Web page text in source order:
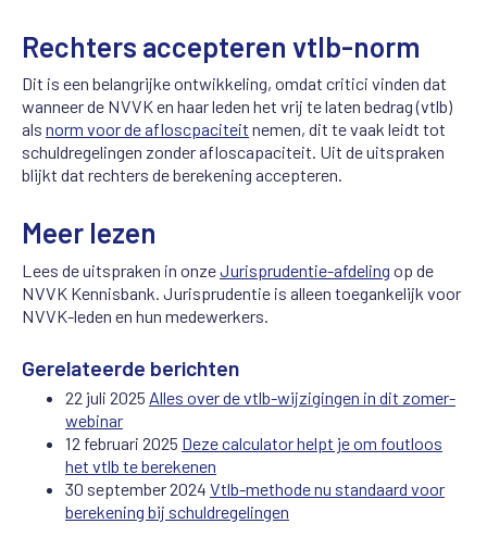
Rechters accepteren vtlb-norm
Dit is een belangrijke ontwikkeling, omdat critici vinden dat
wanneer de NVVK en haar leden het vrij te laten bedrag (vtlb)
als norm voor de afloscpaciteit nemen, dit te vaak leidt tot
schuldregelingen zonder afloscapaciteit. Uit de uitspraken
blijkt dat rechters de berekening accepteren.
Meer lezen
Lees de uitspraken in onzeJurisprudentie-afdeling op de
NVVK Kennisbank. Jurisprudentie is alleen toegankelijk voor
NVVK-leden en hun medewerkers.
Gerelateerde berichten
22 juli 2025 Alles over de vtlb-wijzigingen in dit zomer-
webinar
12 februari 2025 Deze calculator helpt je om foutloos
het vtlb te berekenen
30 september 2024 Vtlb-methode nu standaard voor
berekening bij schuldregelingen